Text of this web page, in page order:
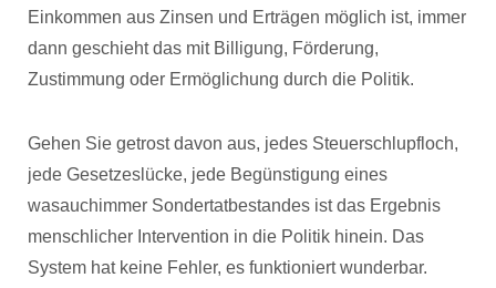
Einkommen aus Zinsen und Erträgen möglich ist, immer
dann geschieht das mit Billigung, Förderung,
Zustimmung oder Ermöglichung durch die Politik.
Gehen Sie getrost davon aus, jedes Steuerschlupfloch,
jede Gesetzeslücke, jede Begünstigung eines
wasauchimmer Sondertatbestandes ist das Ergebnis
menschlicher Intervention in die Politik hinein. Das
System hat keine Fehler, es funktioniert wunderbar.